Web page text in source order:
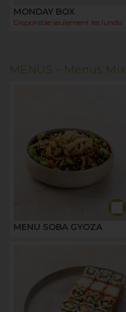
MONDAY BOX
Disponible seulement les lundis
MENUS - Menus Mix
MENU SOBA GYOZA